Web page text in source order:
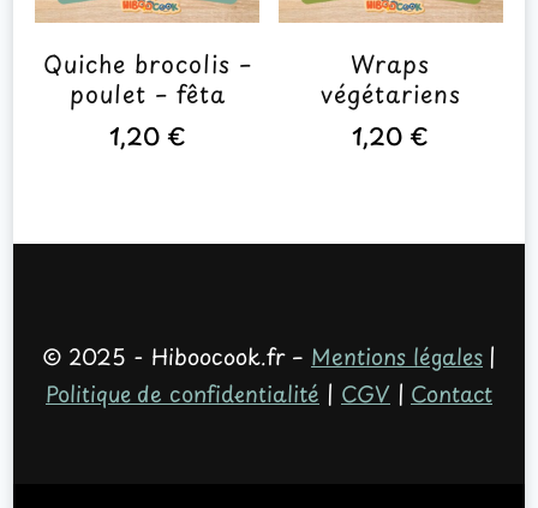
Quiche brocolis –
poulet – fêta
1,20 €
Wraps
végétariens
1,20€
© 2025 - Hiboocook.fr – Mentions légales |
Politique de confidentialité | CGV | Contact